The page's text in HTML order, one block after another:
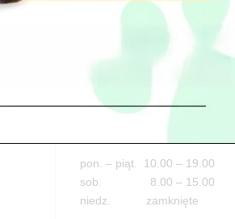
05-100 Nowy Dwór Mazowiecki
tel. 503 900 215
pon. – piąt. 10.00 – 19.00
sob. 8.00 – 15.00
niedz. zamknięte